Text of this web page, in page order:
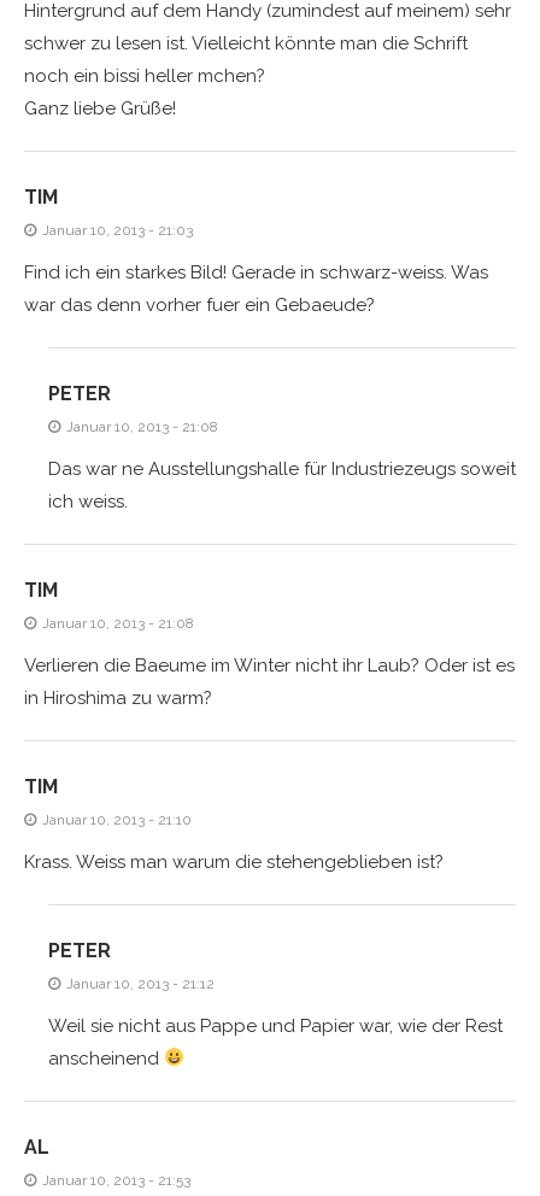
Hintergrund auf dem Handy (zumindest auf meinem) sehr
schwer zu lesen ist. Vielleicht könnte man die Schrift
noch ein bissi heller mchen?
Ganz liebe Grüße!
TIM
Januar 10, 2013 - 21:03
Find ich ein starkes Bild! Gerade in schwarz-weiss. Was
war das denn vorher fuer ein Gebaeude?
PETER
Januar 10, 2013 - 21:08
Das war ne Ausstellungshalle für Industriezeugs soweit
ich weiss.
TIM
Januar 10, 2013 - 21:08
Verlieren die Baeume im Winter nicht ihr Laub? Oder ist es
in Hiroshima zu warm?
TIM
Januar 10, 2013 - 21:10
Krass. Weiss man warum die stehengeblieben ist?
PETER
Januar 10, 2013 - 21:12
Weil sie nicht aus Pappe und Papier war, wie der Rest
anscheinend
AL
Januar 10, 2013 - 21:53